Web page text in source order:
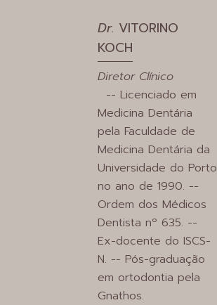
Dr. VITORINO
KOCH
Diretor Clínico
-- Licenciado em
Medicina Dentária
pela Faculdade de
Medicina Dentária da
Universidade do Porto
no ano de 1990. --
Ordem dos Médicos
Dentista nº 635. --
Ex-docente do ISCS-
N. -- Pós-graduação
em ortodontia pela
Gnathos.